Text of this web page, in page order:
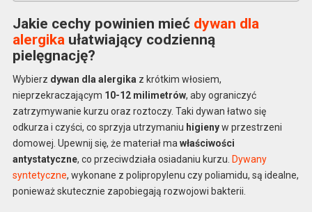
Jakie cechy powinien mieć dywan dla
alergikaułatwiający codzienną
pielęgnację?
Wybierz dywan dla alergika z krótkim włosiem,
nieprzekraczającym 10-12 milimetrów, aby ograniczyć
zatrzymywanie kurzu oraz roztoczy. Taki dywan łatwo się
odkurza i czyści, co sprzyja utrzymaniu higienyw przestrzeni
domowej. Upewnij się, że materiał ma właściwości
antystatyczne, co przeciwdziała osiadaniu kurzu. Dywany
syntetyczne, wykonane z polipropylenu czy poliamidu, są idealne,
ponieważ skutecznie zapobiegają rozwojowi bakterii.